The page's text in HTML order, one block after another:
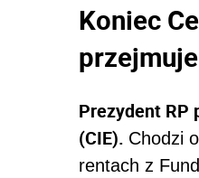
Koniec
Prezydent RP
(CIE). Chodzi
rentach z